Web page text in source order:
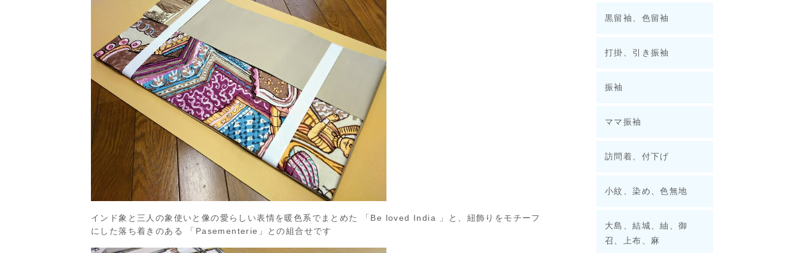
インド象と三人の象使いと像の愛らしい表情を暖色系でまとめた 「Be loved India 」と、紐飾りをモチーフ
にした落ち着きのある 「Pasementerie」との組合せです
黒留袖、色留袖
打掛、引き振袖
振袖
ママ振袖
訪問着、付下げ
小紋、染め、色無地
大島、結城、紬、御
召、上布、麻